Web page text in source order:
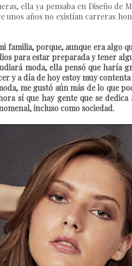
ella ya pensaba en Diseño
unos años no existían carreras
familia, porque, aunque era algo
para estar preparada y tener
moda, ella pensó que haría
y a día de hoy estoy muy
me gustó aún más de lo que
sí que hay gente que se
incluso como sociedad.